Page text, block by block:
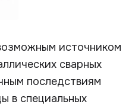
источником
сварных
последствиям
в специальных